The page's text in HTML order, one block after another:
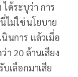
ด้ระบุว่า การ
ไม่ใช่นโยบาย
นการ แล้วเมื่อ
20 ล้านเสียง
เลือกมาเสีย